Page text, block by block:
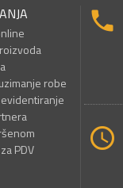
robe
PDV